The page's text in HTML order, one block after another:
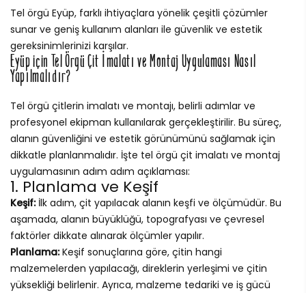
Tel örgü Eyüp, farklı ihtiyaçlara yönelik çeşitli çözümler
sunar ve geniş kullanım alanları ile güvenlik ve estetik
gereksinimlerinizi karşılar.
Eyüp için Tel Örgü Çit İmalatı ve Montaj Uygulaması Nasıl
Yapılmalıdır?
Tel örgü çitlerin imalatı ve montajı, belirli adımlar ve
profesyonel ekipman kullanılarak gerçekleştirilir. Bu süreç,
alanın güvenliğini ve estetik görünümünü sağlamak için
dikkatle planlanmalıdır. İşte tel örgü çit imalatı ve montaj
uygulamasının adım adım açıklaması:
1. Planlama ve Keşif
Keşif:İlk adım, çit yapılacak alanın keşfi ve ölçümüdür. Bu
aşamada, alanın büyüklüğü, topografyası ve çevresel
faktörler dikkate alınarak ölçümler yapılır.
Planlama:Keşif sonuçlarına göre, çitin hangi
malzemelerden yapılacağı, direklerin yerleşimi ve çitin
yüksekliği belirlenir. Ayrıca, malzeme tedariki ve iş gücü